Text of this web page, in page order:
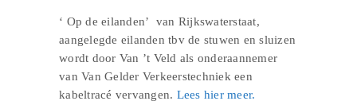
‘ Op de eilanden’ van Rijkswaterstaat,
aangelegde eilanden tbv de stuwen en sluizen
wordt door Van ’t Veld als onderaannemer
van Van Gelder Verkeerstechniek een
kabeltracé vervangen. Lees hier meer.